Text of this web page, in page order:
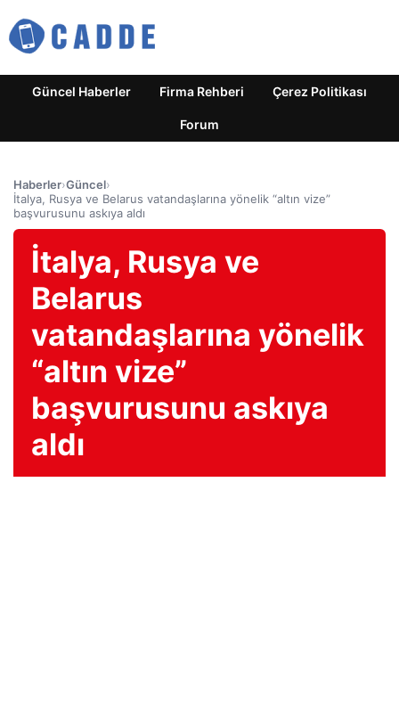
Güncel Haberler Firma Rehberi Çerez Politikası
Forum
Haberler›Güncel›
İtalya, Rusya ve Belarus vatandaşlarına yönelik “altın vize”
başvurusunu askıya aldı
İtalya, Rusya ve
Belarus
vatandaşlarına yönelik
“altın vize”
başvurusunu askıya
aldı